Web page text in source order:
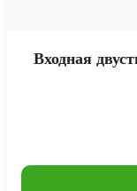
Входная